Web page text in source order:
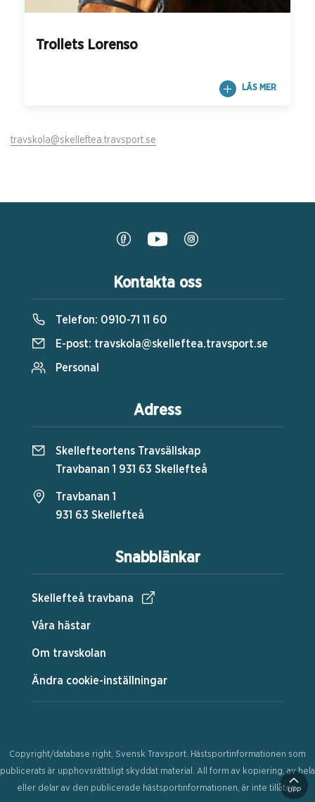
Trollets Lorenso
LÄS MER
travskola@skelleftea.travsport.se
Snabblänkar
Skellefteå travbana
Våra hästar
Om travskolan
Ändra cookie-inställningar
Kontakta oss
Telefon: 0910-71 11 60
E-post: travskola@skelleftea.travsport.se
Personal
Adress
Skellefteortens Travsällskap
Travbanan 1 931 63 Skellefteå
Travbanan 1
931 63 Skellefteå
UPP
Copyright/database right, Svensk Travsport. Hästsportinformationen som
publicerats är upphovsrättsligt skyddat material. All form av kopiering, av hela
eller delar av den publicerade hästsportinformationen, är inte tillåten.